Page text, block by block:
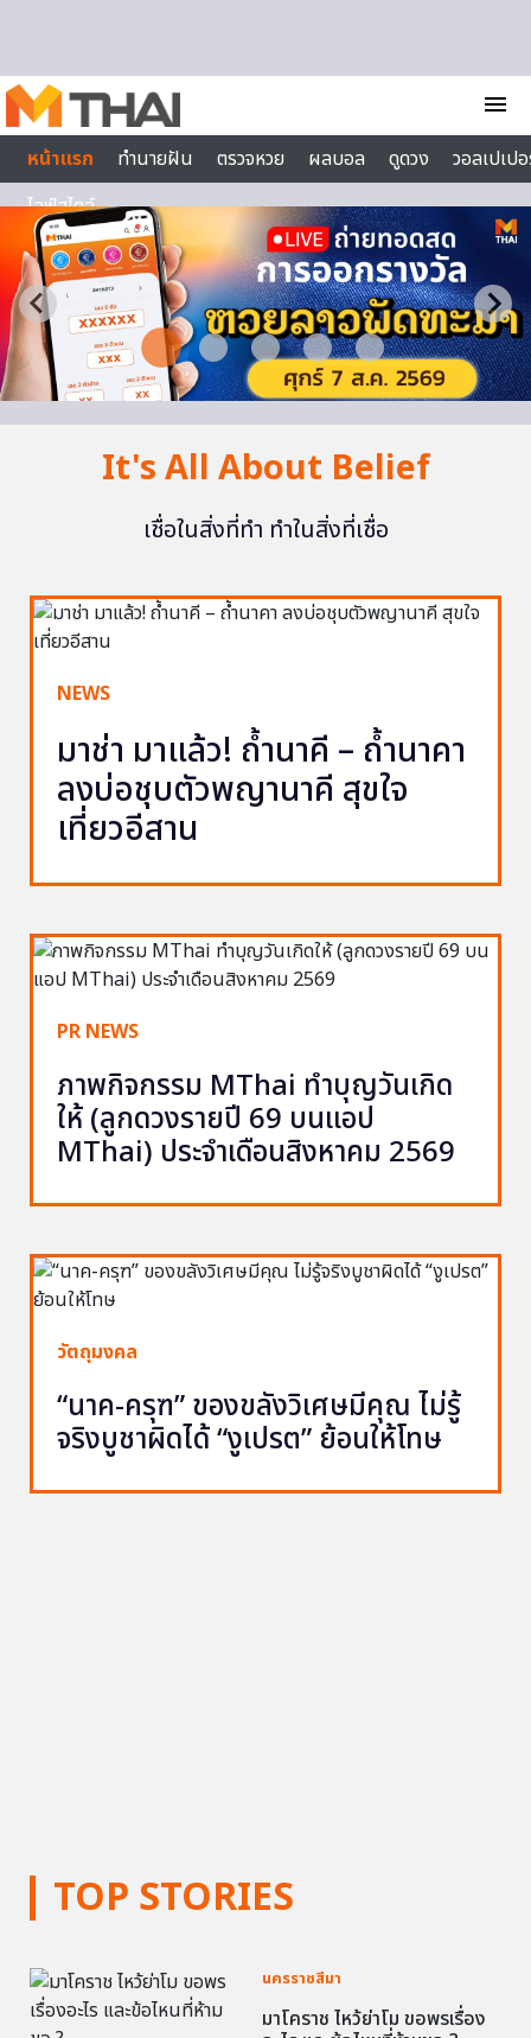
menu
หน้าแรก
ทำนายฝัน ตรวจหวย ผลบอล ดูดวง
วอลเปเป
ไลฟ์สไตล์
It's All About Belief
เชื่อในสิ่งที่ทำ ทำในสิ่งที่เชื่อ
TOP STORIES
นครราชสีมา
มาโคราช ไหว้ย่าโม ขอพรเรื่อง
NEWS
มาช่า มาแล้ว! ถ้ำนาคี – ถ้ำนาคา
ลงบ่อชุบตัวพญานาคี สุขใจ
เที่ยวอีสาน
PR NEWS
ภาพกิจกรรม MThai ทำบุญวันเกิด
ให้ (ลูกดวงรายปี 69 บนแอป
MThai) ประจำเดือนสิงหาคม 2569
วัตถุมงคล
“นาค-ครุฑ” ของขลังวิเศษมีคุณ ไม่รู้
จริงบูชาผิดได้ “งูเปรต” ย้อนให้โทษ